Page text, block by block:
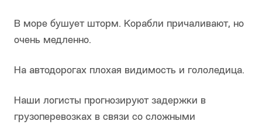
В море бушует шторм. Корабли причаливают, но
очень медленно.
На автодорогах плохая видимость и гололедица.
Наши логисты прогнозируют задержки в
грузоперевозках в связи со сложными